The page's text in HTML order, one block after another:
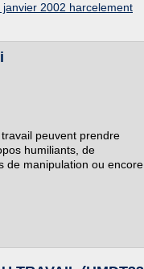
2002 harcelement
peuvent prendre
humiliants, de
de manipulation ou encore